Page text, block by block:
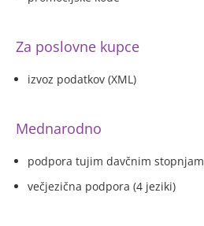
Za poslovne kupce
izvoz podatkov (XML)
Mednarodno
podpora tujim davčnim stopnjam
večjezična podpora (4 jeziki)